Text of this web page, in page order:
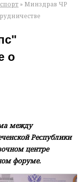
» Минздрав ЧР
о
между
Республики
центре
форуме.